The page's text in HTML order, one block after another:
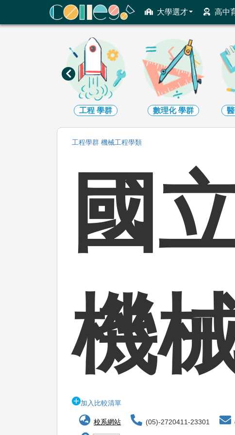
大學選才 高中
ColleGo! 大學選才與高中育才輔助系統
工程 學群 數理化學群
工程學群 機械工程學類
國
機
加入比較清單
校系網站 (05)-2720411-23301